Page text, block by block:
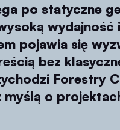
po statyczne
pojawia się
bez
Forestry
myślą o